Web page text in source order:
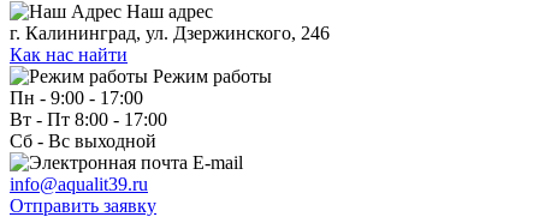
Наш адрес
г. Калининград, ул. Дзержинского, 246
Как нас найти
Режим работы
Пн - 9:00 - 17:00
Вт - Пт 8:00 - 17:00
Сб - Вс выходной
E-mail
info@aqualit39.ru
Отправить заявку